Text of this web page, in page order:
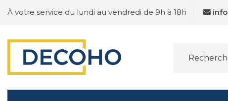
À votre service du lundi au vendredi de 9h à 18h